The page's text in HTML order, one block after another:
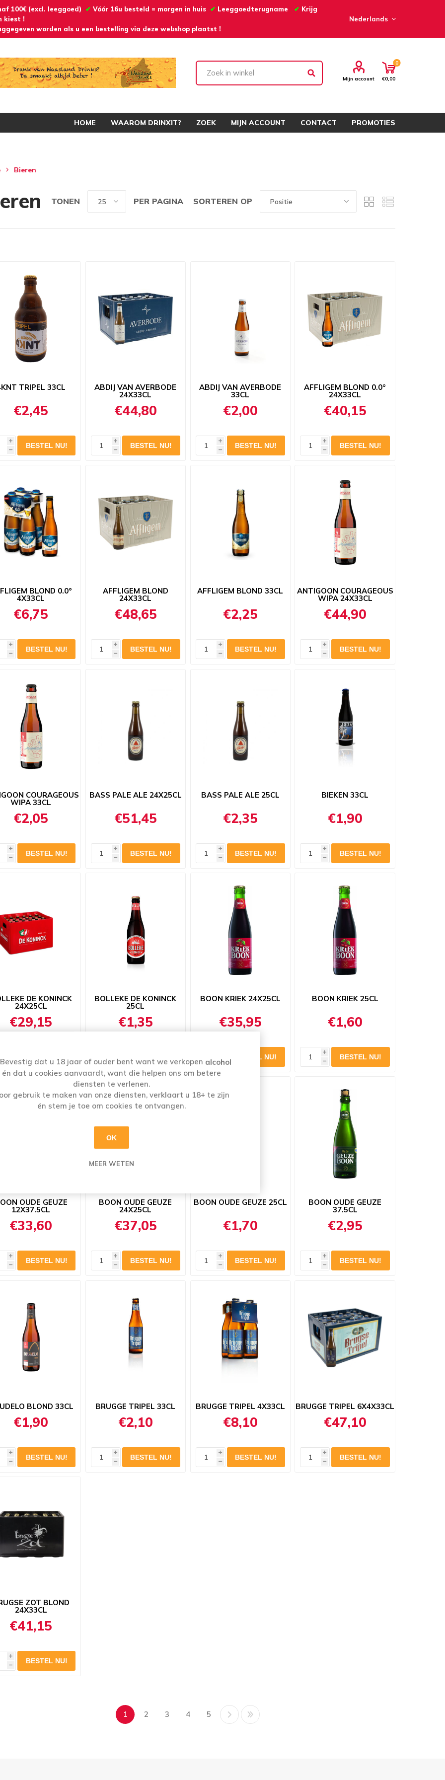
100€ (excl. leeggoed) ✔ Vóór 16u besteld = morgen in huis ✔ Leeggoedterugname ✔ Krijg
kiest !
worden als u een bestelling via deze webshop plaatst !
Mijn account
0
€0,00
HOME WAAROM DRINXIT? ZOEK MIJN ACCOUNT CONTACT PROMOTIES
Bieren
SORTEREN OP
TONEN PER PAGINA
TRIPEL 33CL
€2,45
i
h
ABDIJ VAN AVERBODE
24X33CL
€44,80
i
h
ABDIJ VAN AVERBODE
33CL
€2,00
i
h
AFFLIGEM BLOND 0.0°
24X33CL
€40,15
i
h
BLOND 0.0°
4X33CL
€6,75
i
h
AFFLIGEM BLOND
24X33CL
€48,65
i
h
AFFLIGEM BLOND 33CL
€2,25
i
h
ANTIGOON COURAGEOUS
WIPA 24X33CL
€44,90
i
h
COURAGEOUS
WIPA 33CL
€2,05
i
h
BASS PALE ALE 24X25CL
€51,45
i
h
BASS PALE ALE 25CL
€2,35
i
h
BIEKEN 33CL
€1,90
i
h
DE KONINCK
24X25CL
€29,15
h
BOLLEKE DE KONINCK
25CL
€1,35
h
BOON KRIEK 24X25CL
€35,95
h
BOON KRIEK 25CL
€1,60
i
h
OUDE GEUZE
12X37.5CL
€33,60
i
h
BOON OUDE GEUZE
24X25CL
€37,05
i
h
BOON OUDE GEUZE 25CL
€1,70
i
h
BOON OUDE GEUZE
37.5CL
€2,95
i
h
BLOND 33CL
€1,90
i
h
BRUGGE TRIPEL 33CL
€2,10
i
h
BRUGGE TRIPEL 4X33CL
€8,10
i
h
BRUGGE TRIPEL 6X4X33CL
€47,10
i
h
ZOT BLOND
24X33CL
€41,15
i
h
1 2 3 4 5
dat u 18 jaar of ouder bent want we verkopen alcohol
én dat u cookies aanvaardt, want die helpen ons om betere
diensten te verlenen.
gebruik te maken van onze diensten, verklaart u 18+ te zijn
én stem je toe om cookies te ontvangen.
OK
MEER WETEN